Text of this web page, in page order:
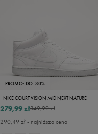
PROMO: DO -30%
NIKE COURT VISION MID NEXT NATURE
349,99 zł
279,99 zł
290,49 zł- najniższa cena